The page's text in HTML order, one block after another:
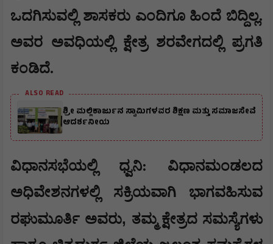
ಒದಗಿಸುವಲ್ಲಿ ಶಾಸಕರು ಎಂದಿಗೂ ಹಿಂದೆ ಬಿದ್ದಿಲ್ಲ.
ಅವರ ಅವಧಿಯಲ್ಲಿ ಕ್ಷೇತ್ರ ಶರವೇಗದಲ್ಲಿ ಪ್ರಗತಿ
ಕಂಡಿದೆ.
ALSO READ
ಶ್ರೀ ಮಲ್ಲಿಕಾರ್ಜುನ ಸ್ವಾಮಿಗಳವರ ಶಿಕ್ಷಣ ಮತ್ತು ಸಮಾಜಸೇವೆ
ಆದರ್ಶನೀಯ
​ವಿಧಾನಸಭೆಯಲ್ಲಿ ಧ್ವನಿ: ವಿಧಾನಮಂಡಲದ
ಅಧಿವೇಶನಗಳಲ್ಲಿ ಸಕ್ರಿಯವಾಗಿ ಭಾಗವಹಿಸುವ
ರಘುಮೂರ್ತಿ ಅವರು, ತಮ್ಮ ಕ್ಷೇತ್ರದ ಸಮಸ್ಯೆಗಳು